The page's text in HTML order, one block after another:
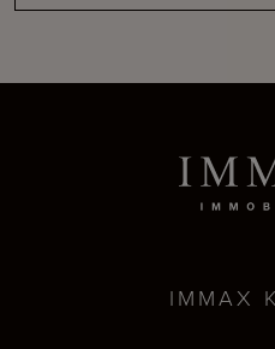
IMMAX